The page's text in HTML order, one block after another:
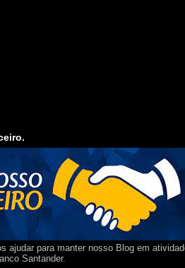
ajudar para manter nosso Blog em
Santander.